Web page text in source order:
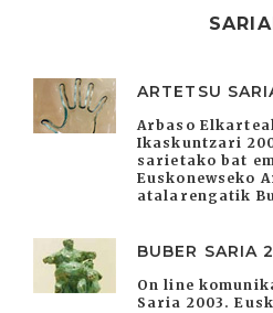
ARTETSU
Arbaso
Ikaskuntzari
sarietako bat
Euskonewseko
atalarengatik
BUBER SARIA
On line
Saria 2003.